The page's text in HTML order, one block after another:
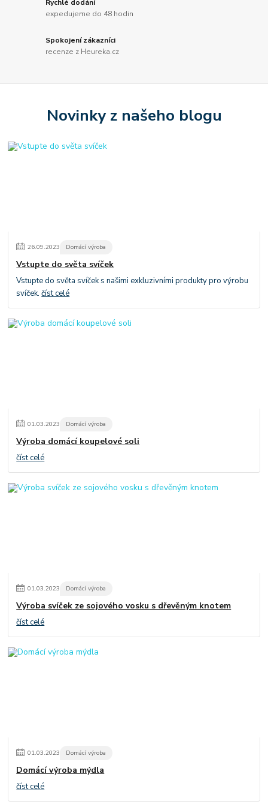
Rychlé dodání
expedujeme do 48 hodin
Spokojení zákazníci
recenze z Heureka.cz
Novinky z našeho blogu
26.09.2023 Domácí výroba
Vstupte do světa svíček
Vstupte do světa svíček s našimi exkluzivními produkty pro výrobu
svíček.číst celé
01.03.2023 Domácí výroba
Výroba domácí koupelové soli
číst celé
01.03.2023 Domácí výroba
Výroba svíček ze sojového vosku s dřevěným knotem
číst celé
01.03.2023 Domácí výroba
Domácí výroba mýdla
číst celé